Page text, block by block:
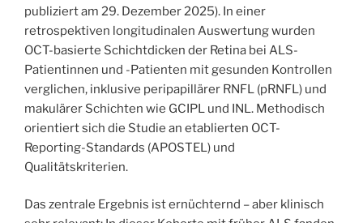
publiziert am 29. Dezember 2025). In einer
retrospektiven longitudinalen Auswertung wurden
OCT-basierte Schichtdicken der Retina bei ALS-
Patientinnen und -Patienten mit gesunden Kontrollen
verglichen, inklusive peripapillärer RNFL (pRNFL) und
makulärer Schichten wie GCIPL und INL. Methodisch
orientiert sich die Studie an etablierten OCT-
Reporting-Standards (APOSTEL) und
Qualitätskriterien.
Das zentrale Ergebnis ist ernüchternd – aber klinisch